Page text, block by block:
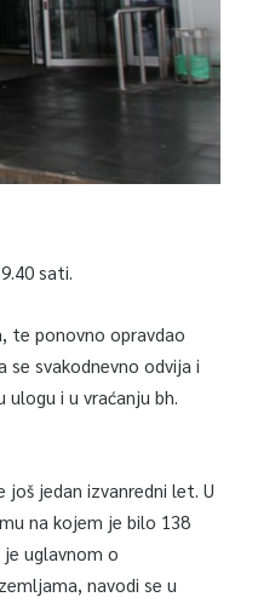
sati.
te ponovno opravdao
se svakodnevno odvija i
i u vraćanju bh.
još jedan izvanredni let. U
na kojem je bilo 138
je uglavnom o
navodi se u